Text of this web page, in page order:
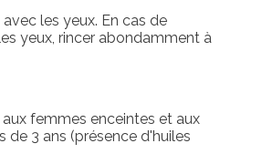
les yeux. En cas de
yeux, rincer abondamment à
femmes enceintes et aux
de 3 ans (présence d'huiles